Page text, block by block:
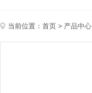
当前位置： 首页 > 产品中心